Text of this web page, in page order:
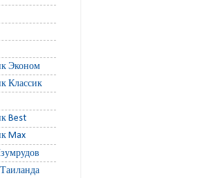
Эконом
Классик
Best
Max